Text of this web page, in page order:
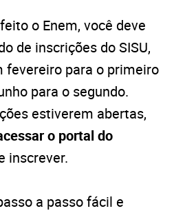
o Enem, você deve
de inscrições do SISU,
fevereiro para o primeiro
para o segundo.
estiverem abertas,
o portal do
inscrever.
a passo fácil e